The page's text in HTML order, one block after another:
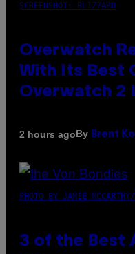
SCREENSHOT: BLIZZARD
Overwatch
With Its Best
Overwatch 2
2 hours agoBy Brent
PHOTO BY JAMIE
3 of the Best